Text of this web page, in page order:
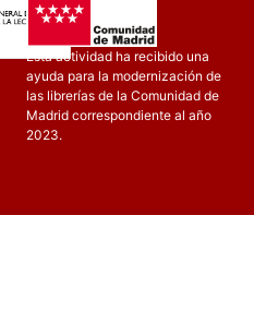
Esta actividad ha recibido una
ayuda para la modernización de
las librerías de la Comunidad de
Madrid correspondiente al año
2023.